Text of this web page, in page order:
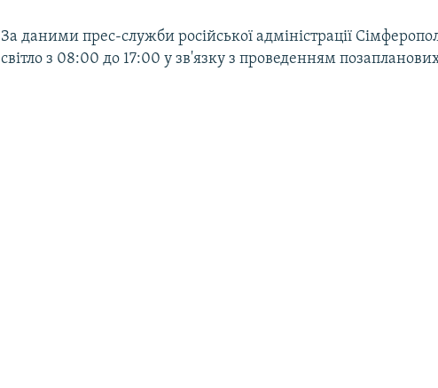
За даними прес-служби російської адміністрації
світло з 08:00 до 17:00 у зв'язку з проведенням